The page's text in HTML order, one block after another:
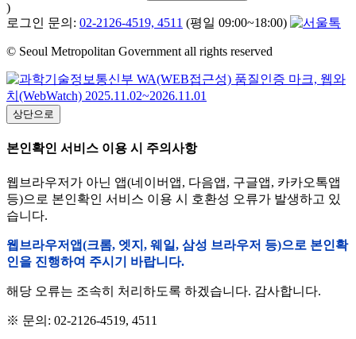
)
로그인 문의: 02-2126-4519, 4511 (평일 09:00~18:00)
© Seoul Metropolitan Government all rights reserved
상단으로
본인확인 서비스 이용 시 주의사항
웹브라우저가 아닌 앱(네이버앱, 다음앱, 구글앱, 카카오톡앱
등)으로 본인확인 서비스 이용 시 호환성 오류가 발생하고 있
습니다.
웹브라우저앱(크롬, 엣지, 웨일, 삼성 브라우저 등)으로 본인확
인을 진행하여 주시기 바랍니다.
해당 오류는 조속히 처리하도록 하겠습니다. 감사합니다.
※ 문의: 02-2126-4519, 4511